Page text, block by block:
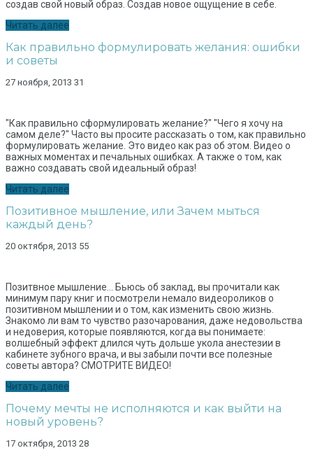
создав свой новый образ. Создав новое ощущение в себе.
Читать далее
Как правильно формулировать желания: ошибки
и советы
27 ноября, 2013 31
"Как правильно сформулировать желание?" "Чего я хочу на
самом деле?" Часто вы просите рассказать о том, как правильно
формулировать желание. Это видео как раз об этом. Видео о
важных моментах и печальных ошибках. А также о том, как
важно создавать свой идеальный образ!
Читать далее
Позитивное мышление, или Зачем мыться
каждый день?
20 октября, 2013 55
Позитвное мышление... Бьюсь об заклад, вы прочитали как
минимум пару книг и посмотрели немало видеороликов о
позитивном мышлении и о том, как изменить свою жизнь.
Знакомо ли вам то чувство разочарования, даже недовольства
и недоверия, которые появляются, когда вы понимаете:
волшебный эффект длился чуть дольше укола анестезии в
кабинете зубного врача, и вы забыли почти все полезные
советы автора? СМОТРИТЕ ВИДЕО!
Читать далее
Почему мечты не исполняются и как выйти на
новый уровень?
17 октября, 2013 28